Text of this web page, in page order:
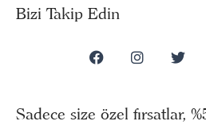
Bizi Takip Edin
Sadece size özel fırsatlar,